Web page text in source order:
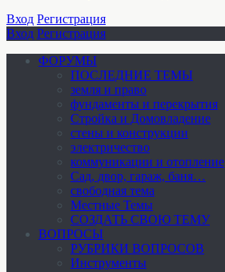
Вход Регистрация
Вход Регистрация
ФОРУМЫ
ПОСЛЕДНИЕ ТЕМЫ
земля и право
фундаменты и перекрытия
Стройка и Домовладение
стены и конструкции
электричество
коммуникации и отопление
Cад, двор, гараж, баня…
свободная тема
Местные Темы
СОЗДАТЬ СВОЮ ТЕМУ
ВОПРОСЫ
РУБРИКИ ВОПРОСОВ
Инструменты